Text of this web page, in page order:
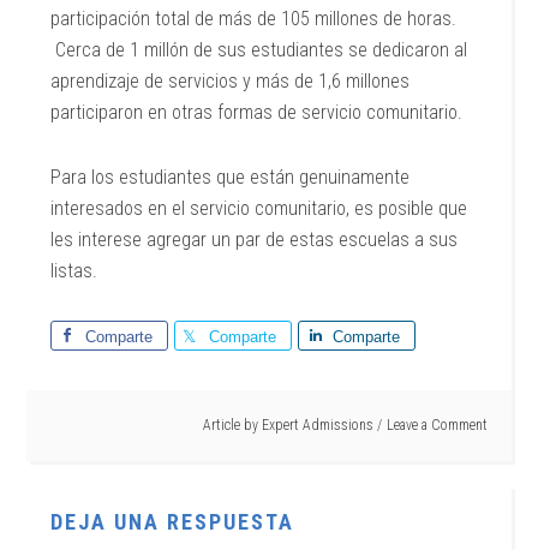
participación total de más de 105 millones de horas.
Cerca de 1 millón de sus estudiantes se dedicaron al
aprendizaje de servicios y más de 1,6 millones
participaron en otras formas de servicio comunitario.
Para los estudiantes que están genuinamente
interesados en el servicio comunitario, es posible que
les interese agregar un par de estas escuelas a sus
listas.
Comparte Comparte Comparte
Article by Expert Admissions Leave a Comment
DEJA UNA RESPUESTA